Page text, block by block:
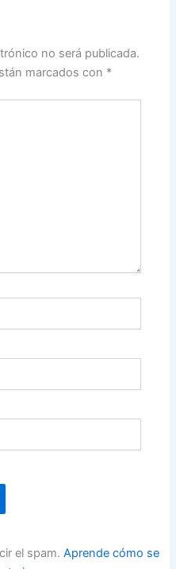
no será publicada.
marcados con *
el spam. Aprende cómo se